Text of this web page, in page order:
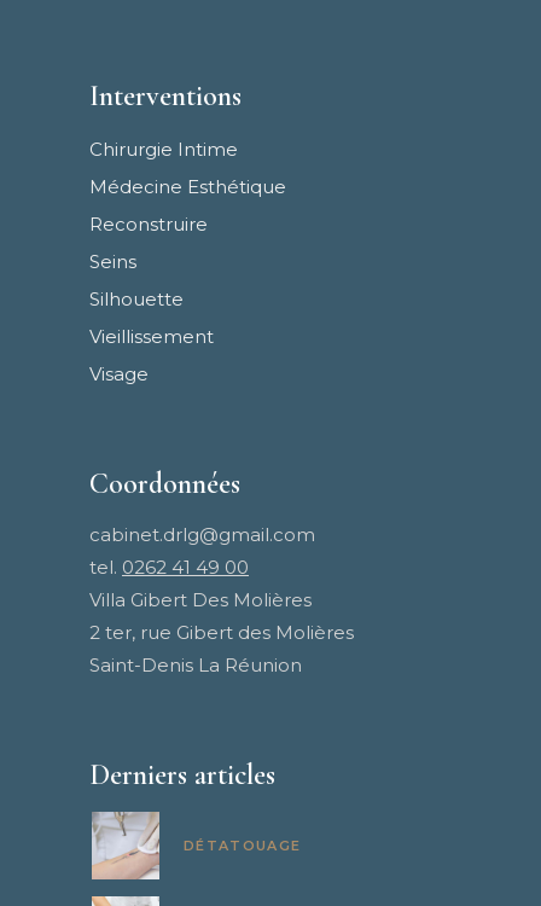
Interventions
Chirurgie Intime
Médecine Esthétique
Reconstruire
Seins
Silhouette
Vieillissement
Visage
Coordonnées
cabinet.drlg@gmail.com
tel. 0262 41 49 00
Villa Gibert Des Molières
2 ter, rue Gibert des Molières
Saint-Denis La Réunion
Derniers articles
DÉTATOUAGE